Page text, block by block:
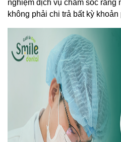
nghiệm dịch vụ chăm sóc răng
không phải chi trả bất kỳ khoản